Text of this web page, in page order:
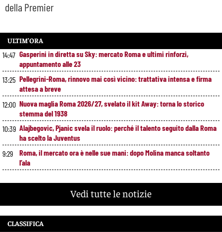
della Premier
ULTIM’ORA
14:47 Gasperini in diretta su Sky: mercato Roma e ultimi rinforzi,
appuntamento alle 23
13:25 Pellegrini-Roma, rinnovo mai così vicino: trattativa intensa e firma
attesa a breve
12:00 Nuova maglia Roma 2026/27, svelato il kit Away: torna lo storico
stemma del 1938
10:39 Alajbegovic, Pjanic svela il ruolo: perché il talento seguito dalla Roma
ha scelto la Juventus
9:29
Roma, il mercato ora è nelle sue mani: dopo Molina manca soltanto
l’ala
Vedi tutte le notizie
CLASSIFICA